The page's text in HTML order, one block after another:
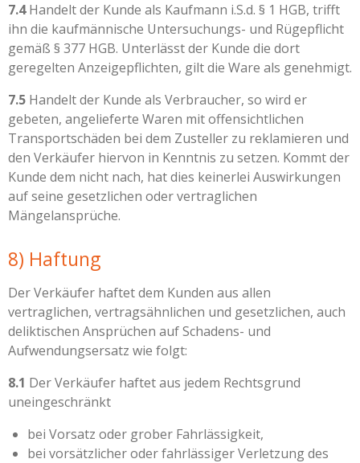
7.4Handelt der Kunde als Kaufmann i.S.d. § 1 HGB, trifft
ihn die kaufmännische Untersuchungs- und Rügepflicht
gemäß § 377 HGB. Unterlässt der Kunde die dort
geregelten Anzeigepflichten, gilt die Ware als genehmigt.
7.5 Handelt der Kunde als Verbraucher, so wird er
gebeten, angelieferte Waren mit offensichtlichen
Transportschäden bei dem Zusteller zu reklamieren und
den Verkäufer hiervon in Kenntnis zu setzen. Kommt der
Kunde dem nicht nach, hat dies keinerlei Auswirkungen
auf seine gesetzlichen oder vertraglichen
Mängelansprüche.
8) Haftung
Der Verkäufer haftet dem Kunden aus allen
vertraglichen, vertragsähnlichen und gesetzlichen, auch
deliktischen Ansprüchen auf Schadens- und
Aufwendungsersatz wie folgt:
8.1 Der Verkäufer haftet aus jedem Rechtsgrund
uneingeschränkt
bei Vorsatz oder grober Fahrlässigkeit,
bei vorsätzlicher oder fahrlässiger Verletzung des